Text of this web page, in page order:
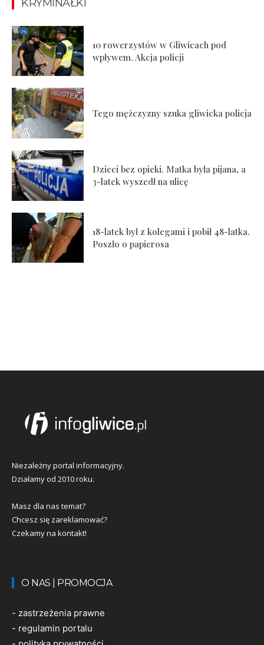
KRYMINAŁKI
10 rowerzystów w Gliwicach pod
wpływem. Akcja policji
Tego mężczyzny szuka gliwicka policja
Dzieci bez opieki. Matka była pijana, a
3-latek wyszedł na ulicę
18-latek był z kolegami i pobił 48-latka.
Poszło o papierosa
Niezależny portal informacyjny.
Działamy od 2010 roku.
Masz dla nas temat?
Chcesz się zareklamować?
Czekamy na kontakt!
O NAS | PROMOCJA
- zastrzeżenia prawne
- regulamin portalu